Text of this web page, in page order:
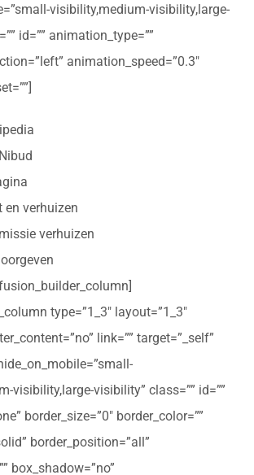
visibility,medium-visibility,large-
id=”” animation_type=””
animation_speed=”0.3″
en verhuizen
verhuizen
type=”1_3″ layout=”1_3″
link=”” target=”_self”
visibility,large-visibility” class=”” id=””
border_size=”0″ border_color=””
border_position=”all”
box_shadow=”no”